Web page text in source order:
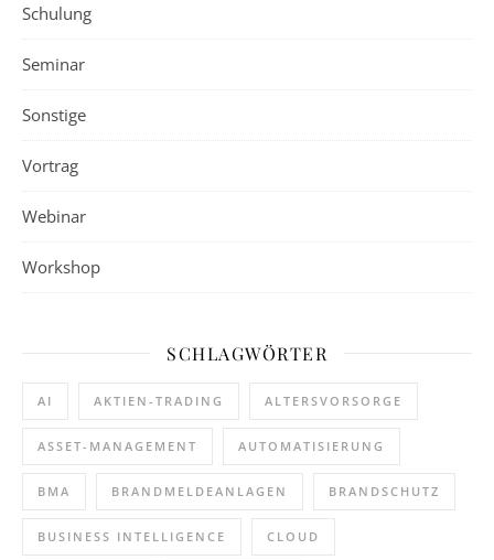
Schulung
Seminar
Sonstige
Vortrag
Webinar
Workshop
SCHLAGWÖRTER
AI AKTIEN-TRADING ALTERSVORSORGE
ASSET-MANAGEMENT AUTOMATISIERUNG
BMA BRANDMELDEANLAGEN BRANDSCHUTZ
BUSINESS INTELLIGENCE CLOUD